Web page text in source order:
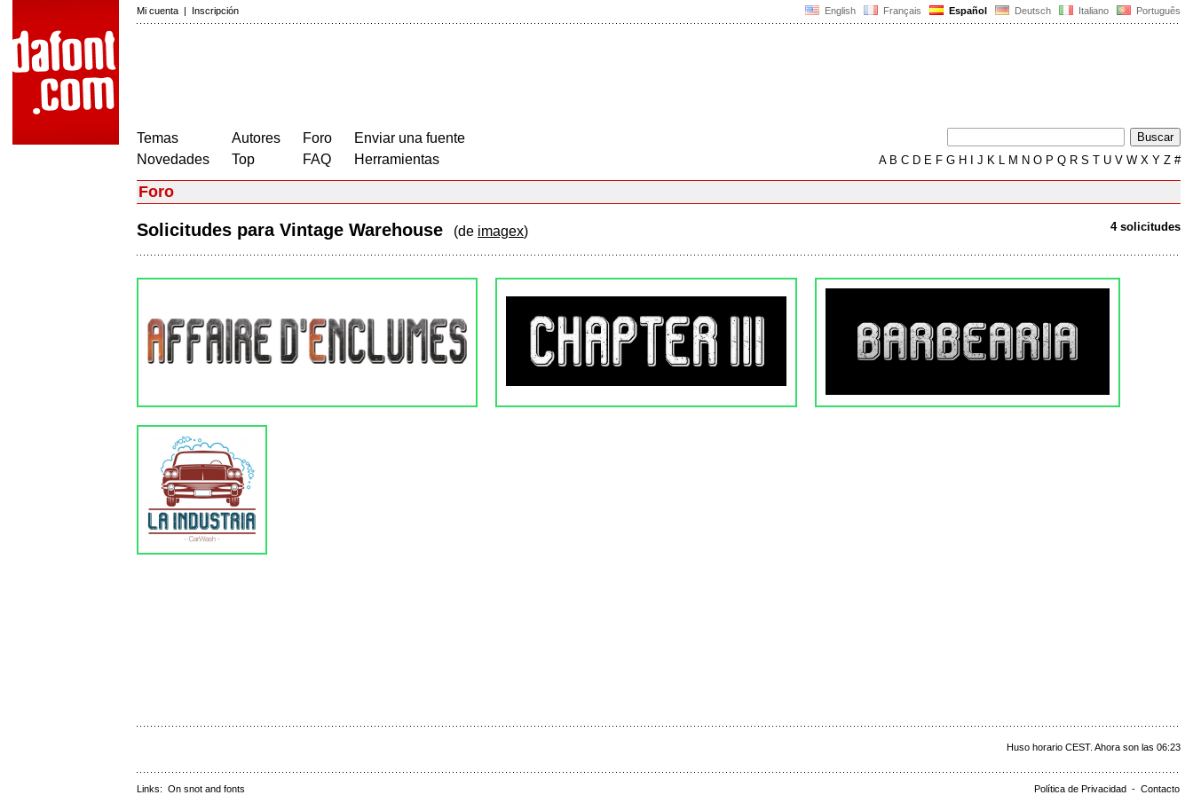
English Français Español Deutsch Italiano Português
Mi cuenta | Inscripción
Temas
Novedades
Autores
Top
Foro
FAQ
Enviar una fuente
Herramientas
AB C D E F G H J K L M N O P Q R S T U V W X Y Z #
Foro
4 solicitudes
Solicitudes para Vintage Warehouse (de imagex)
Huso horario CEST. Ahora son las 06:23
Política de Privacidad - Contacto
Links: On snot and fonts